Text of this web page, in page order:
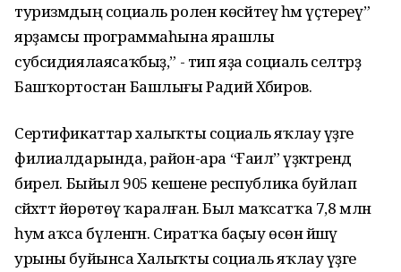
туризмдың социаль ролен көсәйтеү һәм үҫтереү”
ярҙамсы программаһына ярашлы
субсидиялаясаҡбыҙ,” - тип яҙа социаль селтәрҙә
Башҡортостан Башлығы Радий Хәбиров.
Сертификаттар халыҡты социаль яҡлау үҙәге
филиалдарында, район-ара “Ғаилә” үҙәктәрендә
бирелә. Быйыл 905 кешене республика буйлап
сәйәхәттә йөрөтөү ҡаралған. Был маҡсатҡа 7,8 млн
һум аҡса бүленгән. Сиратҡа баҫыу өсөн йәшәү
урыны буйынса Халыҡты социаль яҡлау үҙәге